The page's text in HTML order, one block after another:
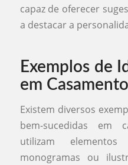
capaz de oferecer
a destacar a
Exemplos de
em
Existem diversos
bem-sucedidas em
utilizam elementos
monogramas ou